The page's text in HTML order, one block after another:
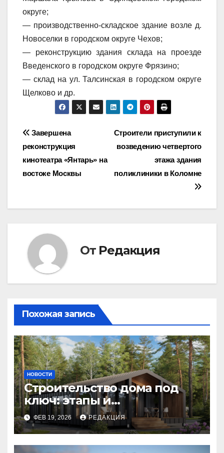
округе;
— производственно-складское здание возле д.
Новоселки в городском округе Чехов;
— реконструкцию здания склада на проезде
Введенского в городском округе Фрязино;
— склад на ул. Талсинская в городском округе
Щелково и др.
Навигация
по
записям
Строители приступили к
возведению четвертого
этажа здания
поликлиники в Коломне
Завершена
реконструкция
кинотеатра «Янтарь» на
востоке Москвы
От Редакция
Похожая запись
НОВОСТИ
Строительство дома под
ключ: этапы и
планирование бюджета
ФЕВ 19, 2026 РЕДАКЦИЯ